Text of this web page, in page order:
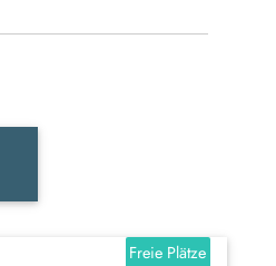
Freie Plätze